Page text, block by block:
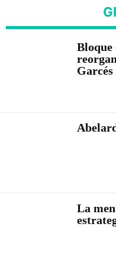
Bloque
La